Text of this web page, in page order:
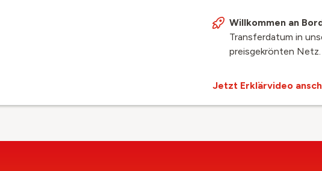
Willkommen an
Transferdatum in
preisgekrönten Netz.
Jetzt Erklärvideo